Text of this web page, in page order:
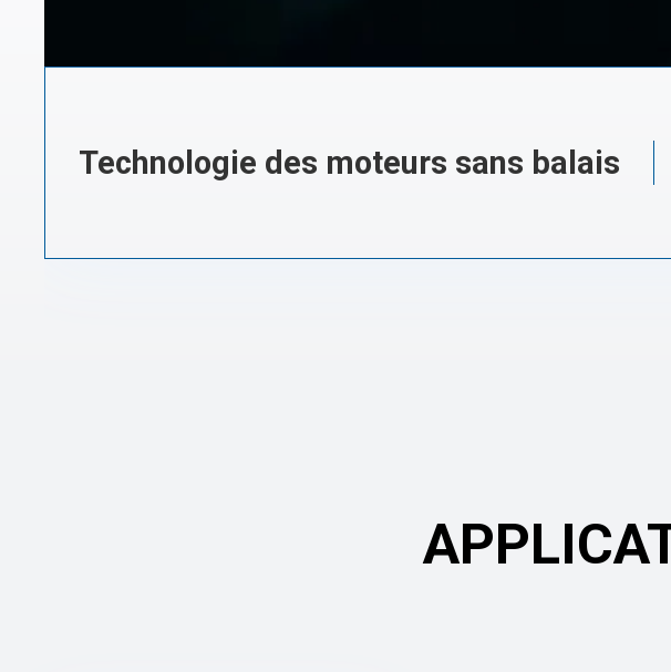
Technologie des moteurs sans balais